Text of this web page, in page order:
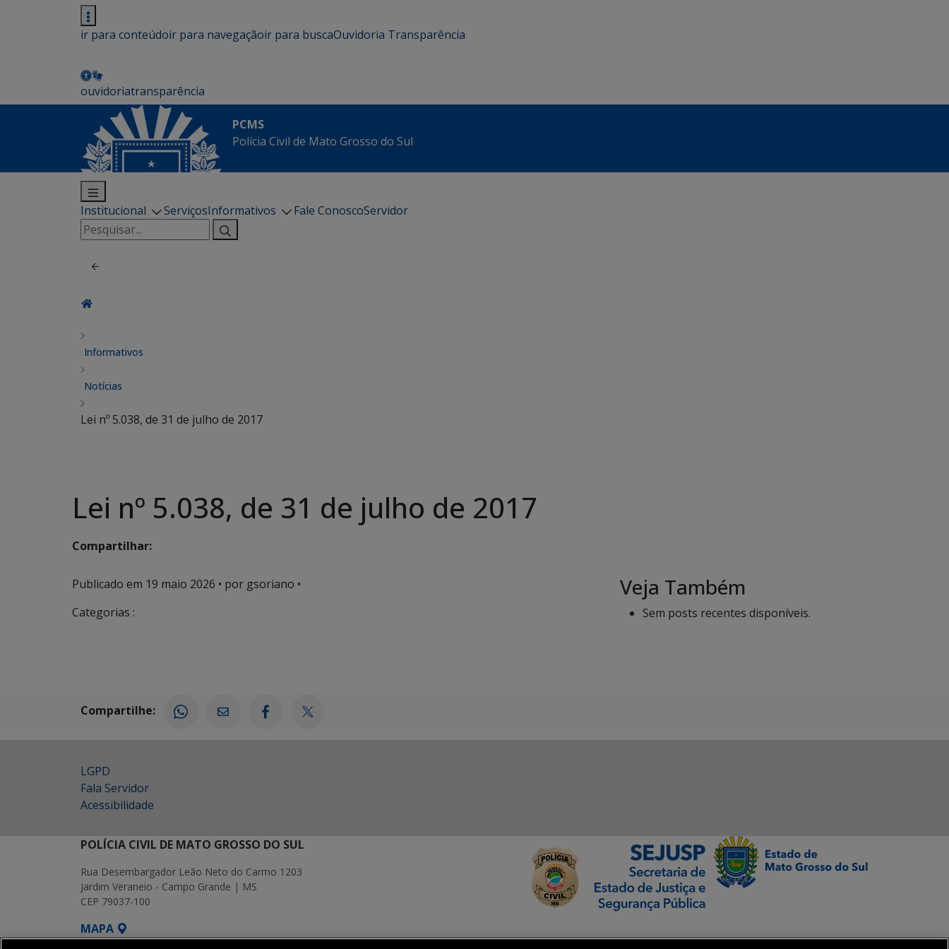
ir para conteúdoir para navegaçãoir para buscaOuvidoria Transparência
ouvidoriatransparência
PCMS
Polícia Civil de Mato Grosso do Sul
Institucional ServiçosInformativos Fale ConoscoServidor
Pesquisar
por:
Informativos
Notícias
Lei nº 5.038, de 31 de julho de 2017
Lei nº 5.038, de 31 de julho de 2017
Compartilhar:
Publicado em 19 maio 2026 • por gsoriano •
Categorias :
Veja Também
Sem posts recentes disponíveis.
Compartilhe:
LGPD
Fala Servidor
Acessibilidade
POLÍCIA CIVIL DE MATO GROSSO DO SUL
Rua Desembargador Leão Neto do Carmo 1203
Jardim Veraneio - Campo Grande | MS
CEP 79037-100
MAPA